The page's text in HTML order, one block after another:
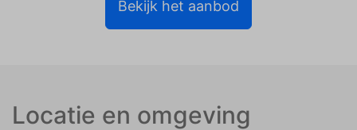
Bekijk het aanbod
Locatie en omgeving